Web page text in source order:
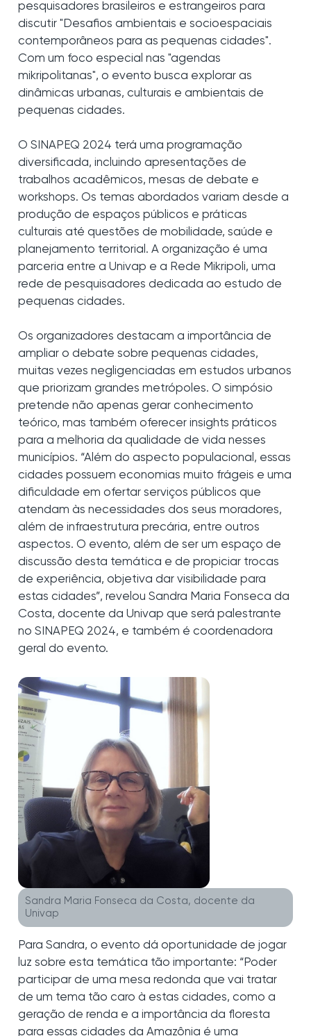
pesquisadores brasileiros e estrangeiros para
discutir "Desafios ambientais e socioespaciais
contemporâneos para as pequenas cidades".
Com um foco especial nas "agendas
mikripolitanas", o evento busca explorar as
dinâmicas urbanas, culturais e ambientais de
pequenas cidades.
O SINAPEQ 2024 terá uma programação
diversificada, incluindo apresentações de
trabalhos acadêmicos, mesas de debate e
workshops. Os temas abordados variam desde a
produção de espaços públicos e práticas
culturais até questões de mobilidade, saúde e
planejamento territorial. A organização é uma
parceria entre a Univap e a Rede Mikripoli, uma
rede de pesquisadores dedicada ao estudo de
pequenas cidades.
Os organizadores destacam a importância de
ampliar o debate sobre pequenas cidades,
muitas vezes negligenciadas em estudos urbanos
que priorizam grandes metrópoles. O simpósio
pretende não apenas gerar conhecimento
teórico, mas também oferecer insights práticos
para a melhoria da qualidade de vida nesses
municípios. “Além do aspecto populacional, essas
cidades possuem economias muito frágeis e uma
dificuldade em ofertar serviços públicos que
atendam às necessidades dos seus moradores,
além de infraestrutura precária, entre outros
aspectos. O evento, além de ser um espaço de
discussão desta temática e de propiciar trocas
de experiência, objetiva dar visibilidade para
estas cidades”, revelou Sandra Maria Fonseca da
Costa, docente da Univap que será palestrante
no SINAPEQ 2024, e também é coordenadora
geral do evento.
Sandra Maria Fonseca da Costa, docente da
Univap
Para Sandra, o evento dá oportunidade de jogar
luz sobre esta temática tão importante: “Poder
participar de uma mesa redonda que vai tratar
de um tema tão caro à estas cidades, como a
geração de renda e a importância da floresta
para essas cidades da Amazônia é uma